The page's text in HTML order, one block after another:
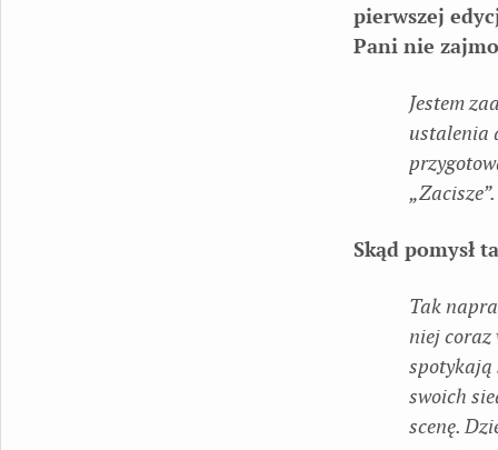
pierwszej
Pani nie
Jestem
ustalenia
„Zacisze”.
Skąd pomysł
Tak
niej coraz
spotykają
swoich
scenę.